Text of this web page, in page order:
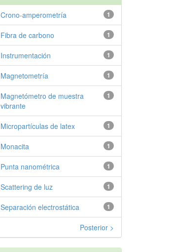
1
Crono-amperometría
1
Fibra de carbono
1
Instrumentación
1
Magnetometría
1
Magnetómetro de muestra
vibrante
1
Micropartículas de latex
1
Monacita
1
Punta nanométrica
1
Scattering de luz
1
Separación electrostática
Posterior >